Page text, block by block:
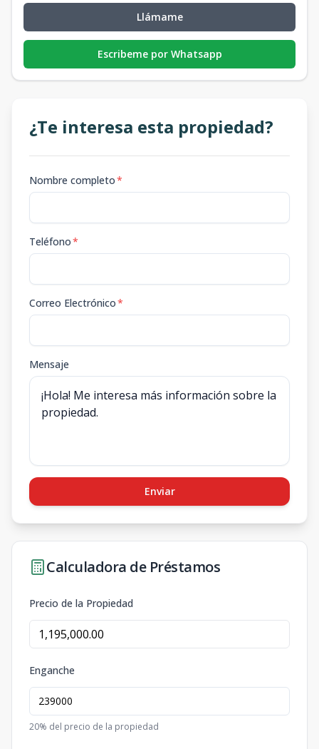
Llámame
Escribeme por Whatsapp
¿Te interesa esta propiedad?
Nombre completo*
Teléfono*
Correo Electrónico*
Mensaje
Enviar
Calculadora de Préstamos
Precio de la Propiedad
Enganche
20% del precio de la propiedad